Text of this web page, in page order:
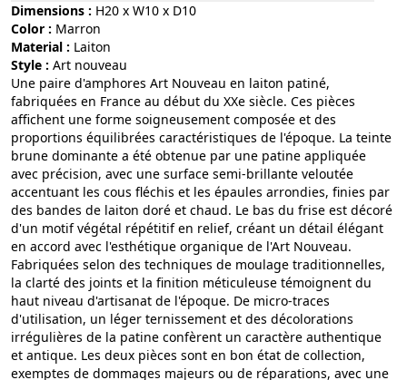
Dimensions : H20 x W10 x D10
Color :
marron
Material :
laiton
Style :
art nouveau
Une paire d'amphores Art Nouveau en laiton patiné,
fabriquées en France au début du XXe siècle. Ces pièces
affichent une forme soigneusement composée et des
proportions équilibrées caractéristiques de l'époque. La teinte
brune dominante a été obtenue par une patine appliquée
avec précision, avec une surface semi-brillante veloutée
accentuant les cous fléchis et les épaules arrondies, finies par
des bandes de laiton doré et chaud. Le bas du frise est décoré
d'un motif végétal répétitif en relief, créant un détail élégant
en accord avec l'esthétique organique de l'Art Nouveau.
Fabriquées selon des techniques de moulage traditionnelles,
la clarté des joints et la finition méticuleuse témoignent du
haut niveau d'artisanat de l'époque. De micro-traces
d'utilisation, un léger ternissement et des décolorations
irrégulières de la patine confèrent un caractère authentique
et antique. Les deux pièces sont en bon état de collection,
exemptes de dommages majeurs ou de réparations, avec une